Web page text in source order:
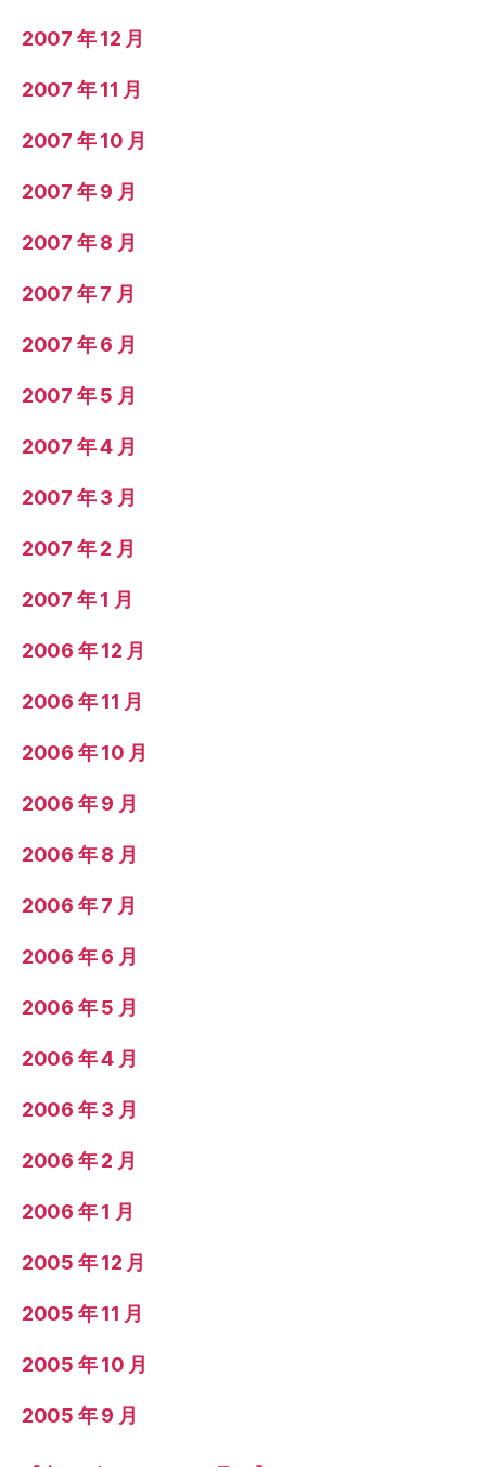
2007 年 12 月
2007 年 11 月
2007 年 10 月
2007 年 9 月
2007 年 8 月
2007 年 7 月
2007 年 6 月
2007 年 5 月
2007 年 4 月
2007 年 3 月
2007 年 2 月
2007 年 1 月
2006 年 12 月
2006 年 11 月
2006 年 10 月
2006 年 9 月
2006 年 8 月
2006 年 7 月
2006 年 6 月
2006 年 5 月
2006 年 4 月
2006 年 3 月
2006 年 2 月
2006 年 1 月
2005 年 12 月
2005 年 11 月
2005 年 10 月
2005 年 9 月